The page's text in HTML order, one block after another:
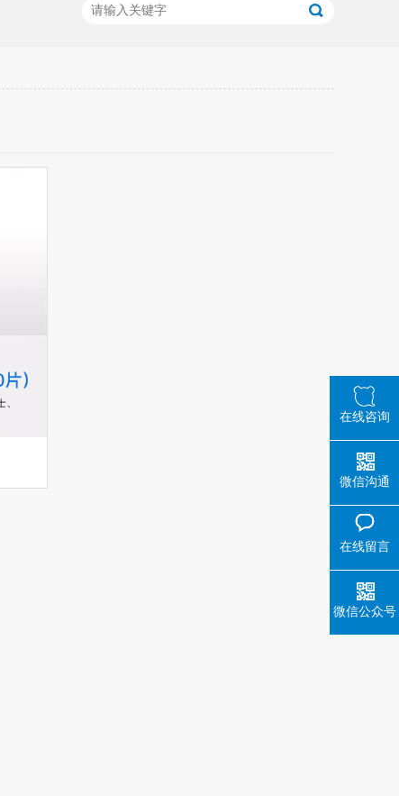
在线咨询
微信沟通
在线留言
微信公众号